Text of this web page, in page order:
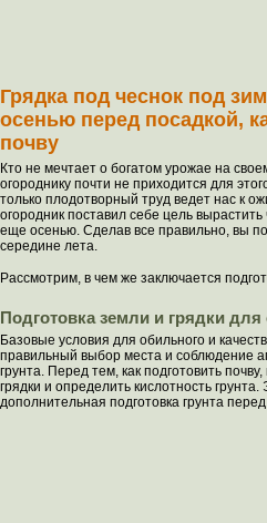
Грядка под чеснок под
осенью перед посадкой,
почву
Кто не мечтает о богатом урожае на
огороднику почти не приходится для
только плодотворный труд ведет нас к
огородник поставил себе цель
еще осенью. Сделав все правильно, вы
середине лета.
Рассмотрим, в чем же заключается
Подготовка земли и грядки
Базовые условия для обильного и
правильный выбор места и соблюдение
грунта. Перед тем, как подготовить
грядки и определить кислотность
дополнительная подготовка грунта